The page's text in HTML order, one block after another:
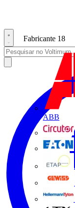
Fabricante 18
ABB